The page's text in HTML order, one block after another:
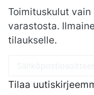
Toimituskulut
varastosta.
tilaukselle.
Tilaa